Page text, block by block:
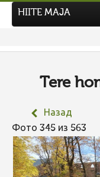
НОВЫЙ ФОТОКОНКУРС
ПРЕДЫДУЩИЕ
HIITE MAJA
Tere
Назад
Фото 345 из 563